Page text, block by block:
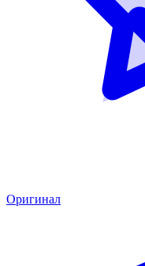
Оригинал